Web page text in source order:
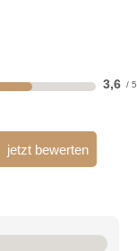
3,6
jetzt bewerten